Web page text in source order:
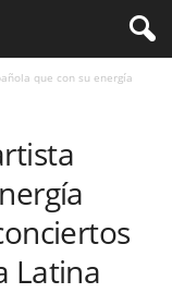
que con su energía
Latina